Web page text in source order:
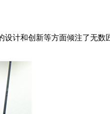
计和创新等方面倾注了无